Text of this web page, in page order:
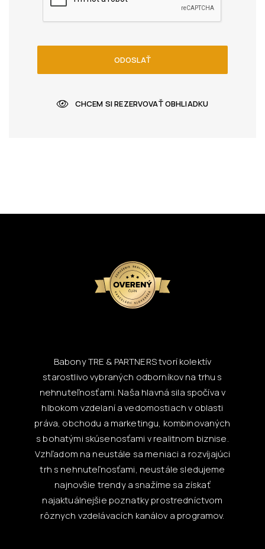
ODOSLAŤ
CHCEM SI REZERVOVAŤ OBHLIADKU
Babony TRE & PARTNERS tvorí kolektív
starostlivo vybraných odborníkov na trhu s
nehnuteľnosťami. Naša hlavná sila spočíva v
hlbokom vzdelaní a vedomostiach v oblasti
práva, obchodu a marketingu, kombinovaných
s bohatými skúsenosťami v realitnom biznise.
Vzhľadom na neustále sa meniaci a rozvíjajúci
trh s nehnuteľnosťami, neustále sledujeme
najnovšie trendy a snažíme sa získať
najaktuálnejšie poznatky prostredníctvom
rôznych vzdelávacích kanálov a programov.